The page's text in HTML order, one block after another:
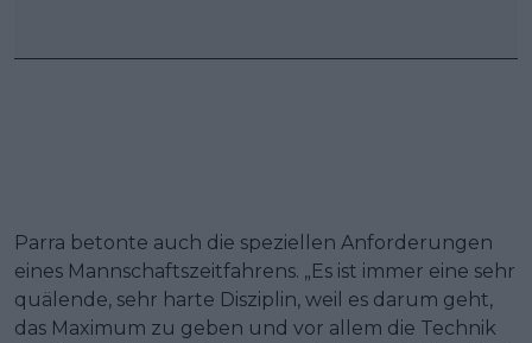
Parra betonte auch die speziellen Anforderungen
eines Mannschaftszeitfahrens. „Es ist immer eine sehr
quälende, sehr harte Disziplin, weil es darum geht,
das Maximum zu geben und vor allem die Technik